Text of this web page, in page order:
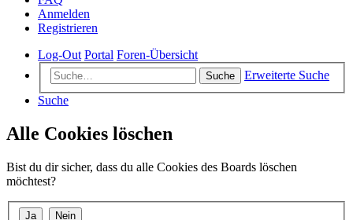
Anmelden
Registrieren
Log-Out Portal Foren-Übersicht
Suche
Erweiterte Suche
Suche
Alle Cookies löschen
Bist du dir sicher, dass du alle Cookies des Boards löschen
möchtest?